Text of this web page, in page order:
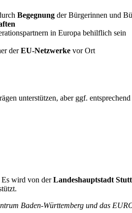
Begegnung der Bürgerinnen und
in Europa behilflich sein
derEU-Netzwerke vor Ort
unterstützen, aber ggf.
Es wird von derLandeshauptstadt
Baden-Württemberg und das